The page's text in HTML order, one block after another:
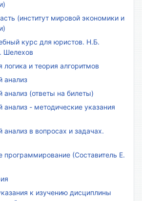
(институт мировой экономики и
курс для юристов. Н.Б.
Шелехов
логика и теория алгоритмов
анализ
анализ (ответы на билеты)
анализ - методические указания
анализ в вопросах и задачах.
программирование (Составитель Е.
к изучению дисциплины